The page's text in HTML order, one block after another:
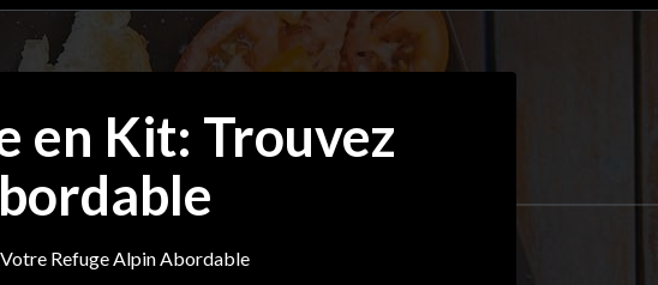
en Kit: Trouvez
Refuge Alpin Abordable